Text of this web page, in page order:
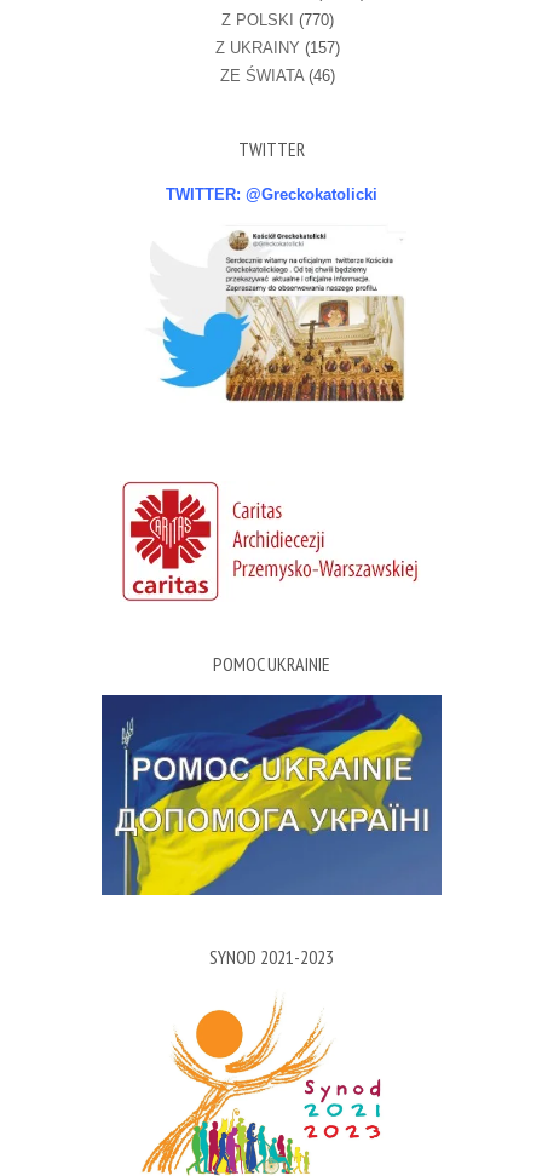
Z POLSKI (770)
Z UKRAINY (157)
ZE ŚWIATA(46)
TWITTER
TWITTER: @Greckokatolicki
POMOC UKRAINIE
SYNOD 2021-2023